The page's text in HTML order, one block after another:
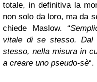
totale, in definitiva la
non solo da loro, ma da
chiede Maslow. “
vitale di se stesso. Dal
stesso, nella misura in
a creare uno pseudo-sè“.